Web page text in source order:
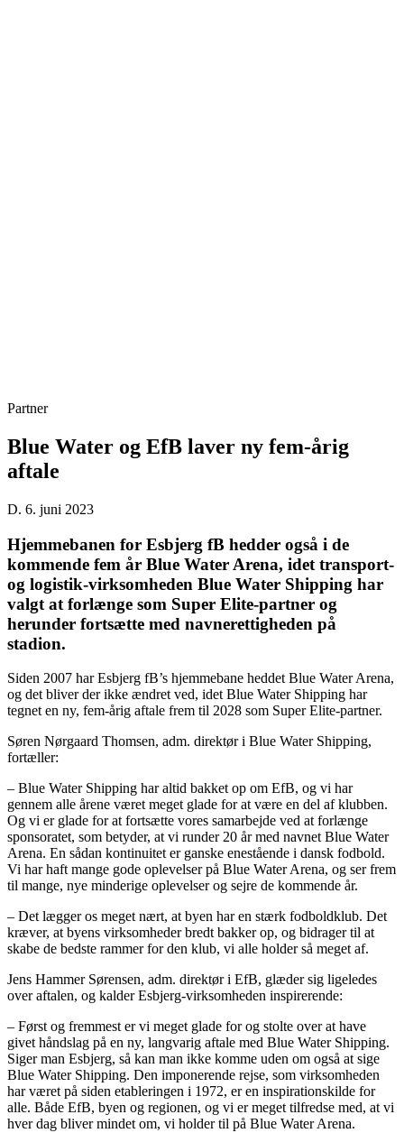
Partner
Blue Water og EfB laver ny fem-årig
aftale
D. 6. juni 2023
Hjemmebanen for Esbjerg fB hedder også i de
kommende fem år Blue Water Arena, idet transport-
og logistik-virksomheden Blue Water Shipping har
valgt at forlænge som Super Elite-partner og
herunder fortsætte med navnerettigheden på
stadion.
Siden 2007 har Esbjerg fB’s hjemmebane heddet Blue Water Arena,
og det bliver der ikke ændret ved, idet Blue Water Shipping har
tegnet en ny, fem-årig aftale frem til 2028 som Super Elite-partner.
Søren Nørgaard Thomsen, adm. direktør i Blue Water Shipping,
fortæller:
– Blue Water Shipping har altid bakket op om EfB, og vi har
gennem alle årene været meget glade for at være en del af klubben.
Og vi er glade for at fortsætte vores samarbejde ved at forlænge
sponsoratet, som betyder, at vi runder 20 år med navnet Blue Water
Arena. En sådan kontinuitet er ganske enestående i dansk fodbold.
Vi har haft mange gode oplevelser på Blue Water Arena, og ser frem
til mange, nye minderige oplevelser og sejre de kommende år.
– Det lægger os meget nært, at byen har en stærk fodboldklub. Det
kræver, at byens virksomheder bredt bakker op, og bidrager til at
skabe de bedste rammer for den klub, vi alle holder så meget af.
Jens Hammer Sørensen, adm. direktør i EfB, glæder sig ligeledes
over aftalen, og kalder Esbjerg-virksomheden inspirerende:
– Først og fremmest er vi meget glade for og stolte over at have
givet håndslag på en ny, langvarig aftale med Blue Water Shipping.
Siger man Esbjerg, så kan man ikke komme uden om også at sige
Blue Water Shipping. Den imponerende rejse, som virksomheden
har været på siden etableringen i 1972, er en inspirationskilde for
alle. Både EfB, byen og regionen, og vi er meget tilfredse med, at vi
hver dag bliver mindet om, vi holder til på Blue Water Arena.